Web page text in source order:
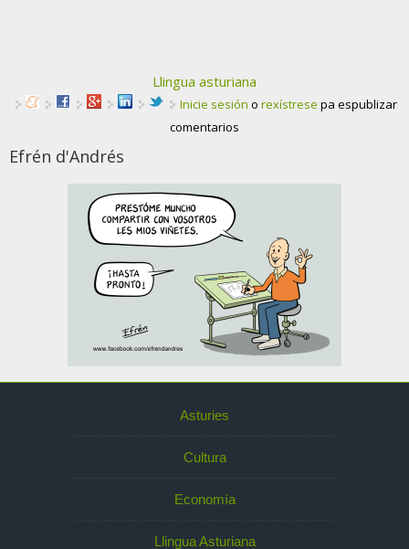
Llingua asturiana
Inicie sesión o rexístrese pa espublizar
comentarios
Efrén d'Andrés
Asturies
Cultura
Economía
Llingua Asturiana